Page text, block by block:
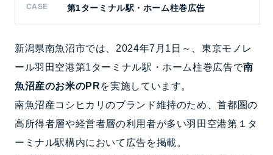
CASE 第1ターミナル駅・ホーム柱巻広告
新潟県南魚沼市では、2024年7月1日～、東京モノレ
ール羽田空港第1ターミナル駅・ホーム柱巻広告で南
魚沼産のお米のPRを実施しています。
南魚沼産コシヒカリのブランド維持のため、首都圏の
高所得者層や経営者層の利用者が多い羽田空港第１タ
ーミナル駅構内において広告を掲載。